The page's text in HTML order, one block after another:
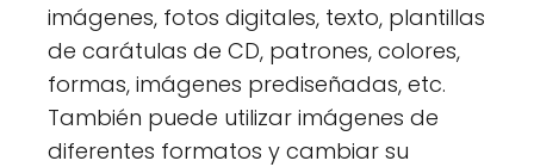
imágenes, fotos digitales, texto, plantillas
de carátulas de CD, patrones, colores,
formas, imágenes prediseñadas, etc.
También puede utilizar imágenes de
diferentes formatos y cambiar su